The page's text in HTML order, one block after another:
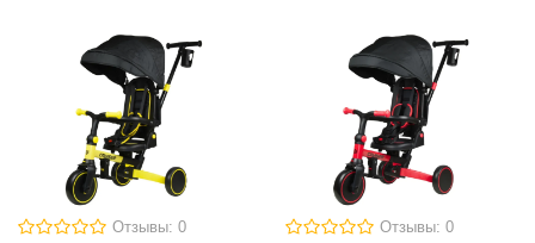
Отзывы: 0 Отзывы: 0